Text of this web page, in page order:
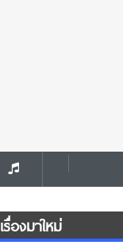
เรื่องมาใหม่